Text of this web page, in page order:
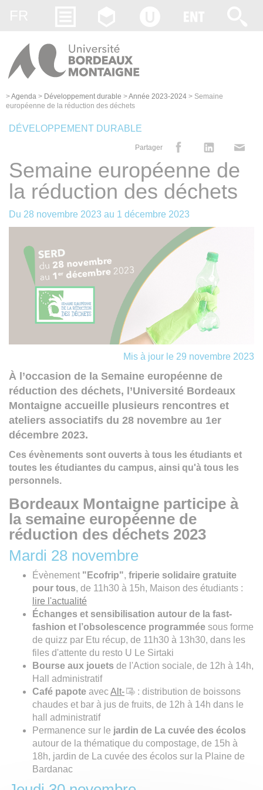
>Agenda > Développement durable >Année 2023-2024 > Semaine
européenne de la réduction des déchets
DÉVELOPPEMENT DURABLE
Partager
Semaine européenne de
la réduction des déchets
Du 28 novembre 2023 au 1 décembre 2023
Mis à jour le 29 novembre 2023
À l’occasion de la Semaine européenne de
réduction des déchets, l’Université Bordeaux
Montaigne accueille plusieurs rencontres et
ateliers associatifs du 28 novembre au 1er
décembre 2023.
Ces évènements sont ouverts à tous les étudiants et
toutes les étudiantes du campus, ainsi qu'à tous les
personnels.
Bordeaux Montaigne participe à
la semaine européenne de
réduction des déchets 2023
Mardi 28 novembre
Évènement "Ecofrip", friperie solidaire gratuite
pour tous, de 11h30 à 15h, Maison des étudiants :
lire l'actualité
Échanges et sensibilisation autour de la fast-
fashion et l’obsolescence programmée sous forme
de quizz par Etu récup, de 11h30 à 13h30, dans les
files d'attente du resto U Le Sirtaki
Bourse aux jouets de l'Action sociale, de 12h à 14h,
Hall administratif
Café papote avecAlt-
: distribution de boissons
chaudes et bar à jus de fruits, de 12h à 14h dans le
hall administratif
Permanence sur le jardin de La cuvée des écolos
autour de la thématique du compostage, de 15h à
18h, jardin de La cuvée des écolos sur la Plaine de
Bardanac